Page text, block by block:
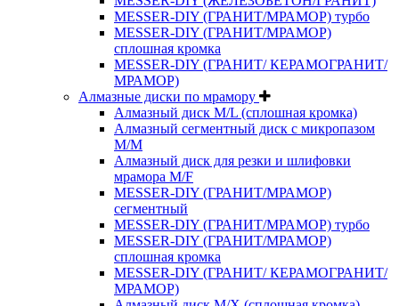
MESSER-DIY (ГРАНИТ/МРАМОР) турбо
MESSER-DIY (ГРАНИТ/МРАМОР)
сплошная кромка
MESSER-DIY (ГРАНИТ/ КЕРАМОГРАНИТ/
МРАМОР)
Алмазные диски по мрамору
Алмазный диск M/L (сплошная кромка)
Алмазный сегментный диск с микропазом
M/M
Алмазный диск для резки и шлифовки
мрамора M/F
MESSER-DIY (ГРАНИТ/МРАМОР)
сегментный
MESSER-DIY (ГРАНИТ/МРАМОР) турбо
MESSER-DIY (ГРАНИТ/МРАМОР)
сплошная кромка
MESSER-DIY (ГРАНИТ/ КЕРАМОГРАНИТ/
МРАМОР)